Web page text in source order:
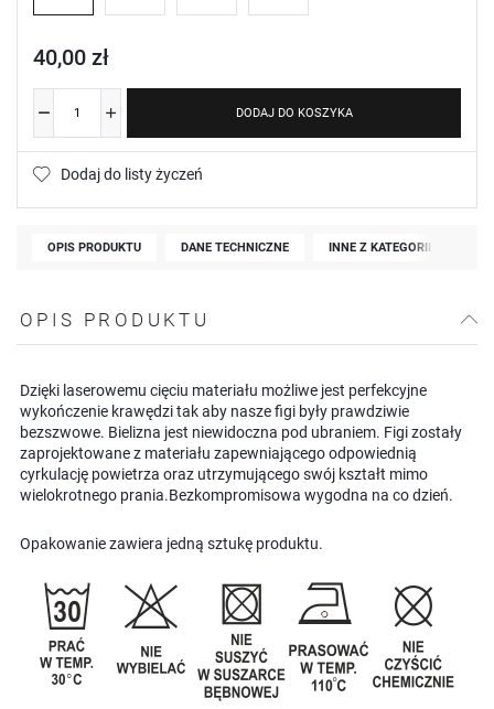
40,00 zł
DODAJ DO KOSZYKA
Dodaj do listy życzeń
OPIS PRODUKTU DANE TECHNICZNE INNE Z KATEGORII
OPIS PRODUKTU
Dzięki laserowemu cięciu materiału możliwe jest perfekcyjne
wykończenie krawędzi tak aby nasze figi były prawdziwie
bezszwowe. Bielizna jest niewidoczna pod ubraniem. Figi zostały
zaprojektowane z materiału zapewniającego odpowiednią
cyrkulację powietrza oraz utrzymującego swój kształt mimo
wielokrotnego prania.Bezkompromisowa wygodna na co dzień.
Opakowanie zawiera jedną sztukę produktu.